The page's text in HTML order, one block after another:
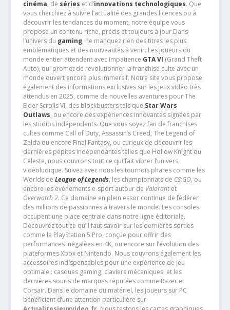
cinéma,de séries et d’innovations technologiques. Que
vous cherchiez à suivre l’actualité des grandes licences ou à
découvrir les tendances du moment, notre équipe vous
propose un contenu riche, précis et toujours à jour.Dans
l’univers du gaming, ne manquez rien des titres les plus
emblématiques et des nouveautés à venir. Les joueurs du
monde entier attendent avec impatience GTA VI (Grand Theft
Auto), qui promet de révolutionner la franchise culte avec un
monde ouvert encore plus immersif. Notre site vous propose
également des informations exclusives sur les jeux vidéo très
attendus en 2025, comme de nouvelles aventures pour The
Elder Scrolls VI, des blockbusters tels que Star Wars
Outlaws, ou encore des expériences innovantes signées par
les studios indépendants. Que vous soyez fan de franchises
cultes comme Call of Duty, Assassin’s Creed, The Legend of
Zelda ou encore Final Fantasy, ou curieux de découvrir les
dernières pépites indépendantes telles que Hollow Knight ou
Celeste, nous couvrons tout ce qui fait vibrer l’univers
vidéoludique. Suivez avec nous les tournois phares comme les
Worlds de League of Legends, les championnats de CS:GO, ou
encore les événements e-sport autour de Valorantet
Overwatch 2. Ce domaine en plein essor continue de fédérer
des millions de passionnés à travers le monde. Les consoles
occupent une place centrale dans notre ligne éditoriale.
Découvrez tout ce qu’il faut savoir sur les dernières sorties
comme la PlayStation 5 Pro, conçue pour offrir des
performances inégalées en 4K, ou encore sur l’évolution des
plateformes Xbox et Nintendo. Nous couvrons également les
accessoires indispensables pour une expérience de jeu
optimale : casques gaming, claviers mécaniques, et les
dernières souris de marques réputées comme Razer et
Corsair. Dans le domaine du matériel, les joueurs sur PC
bénéficient d’une attention particulière sur